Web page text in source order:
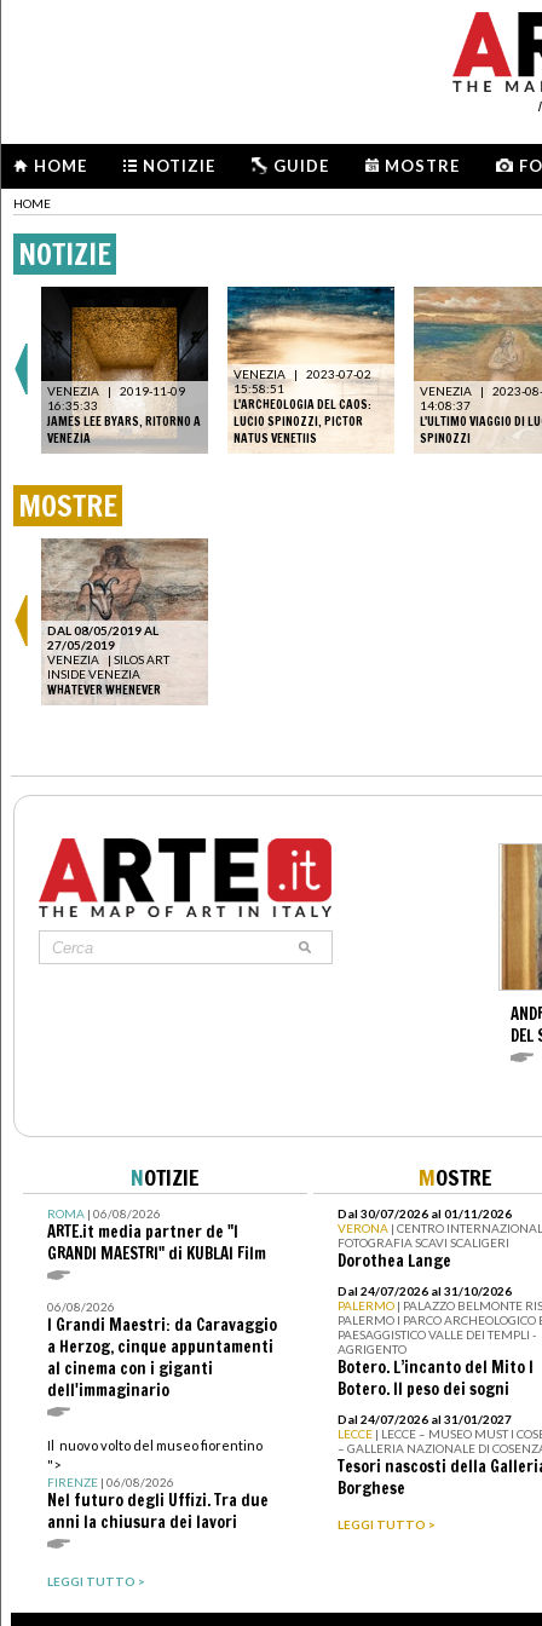
HOME NOTIZIE GUIDE MOSTRE
HOME
NOTIZIE
VENEZIA |
2019-11-09
16:35:33
JAMES LEE BYARS, RITORNO A
VENEZIA
VENEZIA |
2023-07-02
15:58:51
L'ARCHEOLOGIA DEL CAOS:
LUCIO SPINOZZI, PICTOR
NATUS VENETIIS
VENEZIA |
2023-
14:08:37
L'ULTIMO VIAGGIO DI
SPINOZZI
MOSTRE
DAL 08/05/2019 AL
27/05/2019
VENEZIA
| SILOS ART
INSIDE VENEZIA
WHATEVER WHENEVER
DEL
NOTIZIE
ROMA| 06/08/2026
ARTE.it media partner de "I
GRANDI MAESTRI" di KUBLAI Film
06/08/2026
I Grandi Maestri: da Caravaggio
a Herzog, cinque appuntamenti
al cinema con i giganti
dell'immaginario
Il nuovo volto del museo fiorentino
">
FIRENZE| 06/08/2026
Nel futuro degli Uffizi. Tra due
anni la chiusura dei lavori
LEGGI TUTTO >
MOSTRE
Dal 30/07/2026 al 01/11/2026
VERONA | CENTRO
FOTOGRAFIA SCAVI SCALIGERI
Dorothea Lange
Dal 24/07/2026 al 31/10/2026
PALERMO | PALAZZO BELMONTE
PALERMO I PARCO ARCHEOLOGICO
PAESAGGISTICO VALLE DEI TEMPLI -
AGRIGENTO
Botero. L’incanto del Mito I
Botero. Il peso dei sogni
Dal 24/07/2026 al 31/01/2027
LECCE | LECCE – MUSEO MUST I
– GALLERIA NAZIONALE DI
Tesori nascosti della
Borghese
LEGGI TUTTO >